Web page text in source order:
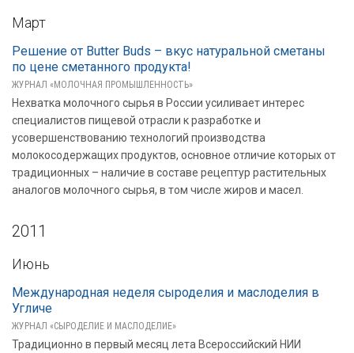
Март
Решение от Butter Buds – вкус натуральной сметаны
по цене сметанного продукта!
ЖУРНАЛ «МОЛОЧНАЯ ПРОМЫШЛЕННОСТЬ»
Нехватка молочного сырья в России усиливает интерес
специалистов пищевой отрасли к разработке и
усовершенствованию технологий производства
молокосодержащих продуктов, основное отличие которых от
традиционных – наличие в составе рецептур растительных
аналогов молочного сырья, в том числе жиров и масел.
2011
Июнь
Международная неделя сыроделия и маслоделия в
Угличе
ЖУРНАЛ «СЫРОДЕЛИЕ И МАСЛОДЕЛИЕ»
Традиционно в первый месяц лета Всероссийский НИИ